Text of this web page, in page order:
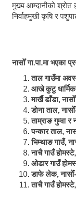
मुख्य आम्दानीको श्रोत
निर्वाहमुखी कृषि र
नासोँ गा.पा.मा भएका
ताल गाउँमा
आखे कुटु
मार्खै डाँडा,
डाेना ताल,
ताम्राङ गुम्वा
पन्कार ताल,
भिम्थाङ गाउँ,
नाचै गाउँ
ओ‍‍‌डार गाउँ
डाफे लेक,
ताचै गाउँ